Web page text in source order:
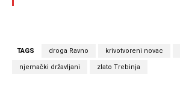
TAGS droga Ravno krivotvoreni novac
njemački državljani zlato Trebinja